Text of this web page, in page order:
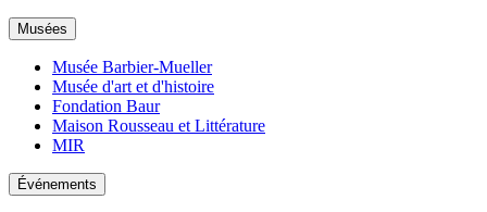
Musées
Musée Barbier-Mueller
Musée d'art et d'histoire
Fondation Baur
Maison Rousseau et Littérature
MIR
Événements